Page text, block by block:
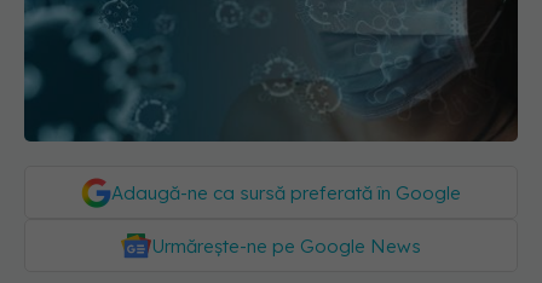
Adaugă-ne ca sursă preferată în Google
Urmărește-ne pe Google News